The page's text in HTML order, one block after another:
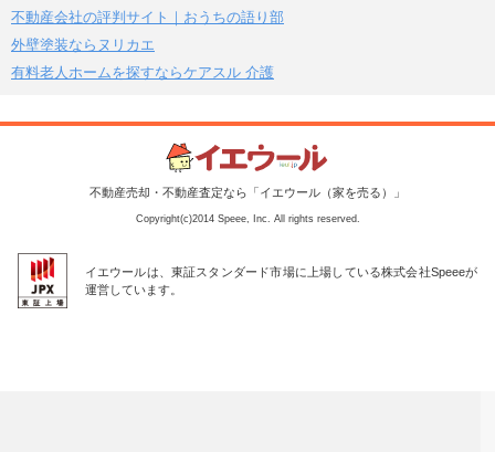
不動産会社の評判サイト｜おうちの語り部
外壁塗装ならヌリカエ
有料老人ホームを探すならケアスル 介護
不動産売却・不動産査定なら「イエウール（家を売る）」
Copyright(c)2014 Speee, Inc. All rights reserved.
イエウールは、東証スタンダード市場に上場している株式会社Speeeが
運営しています。